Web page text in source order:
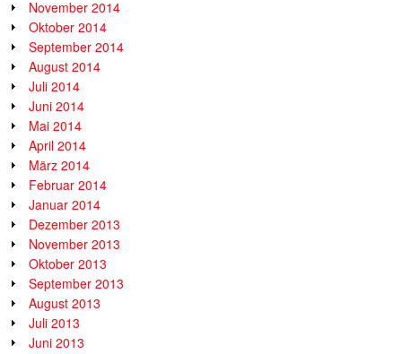
November 2014
Oktober 2014
September 2014
August 2014
Juli 2014
Juni 2014
Mai 2014
April 2014
März 2014
Februar 2014
Januar 2014
Dezember 2013
November 2013
Oktober 2013
September 2013
August 2013
Juli 2013
Juni 2013